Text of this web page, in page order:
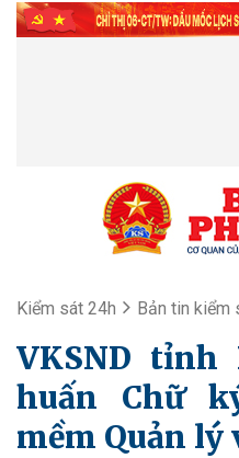
Kiểm sát 24h Bản tin kiểm
VKSND tỉnh
huấn Chữ
mềm Quản lý